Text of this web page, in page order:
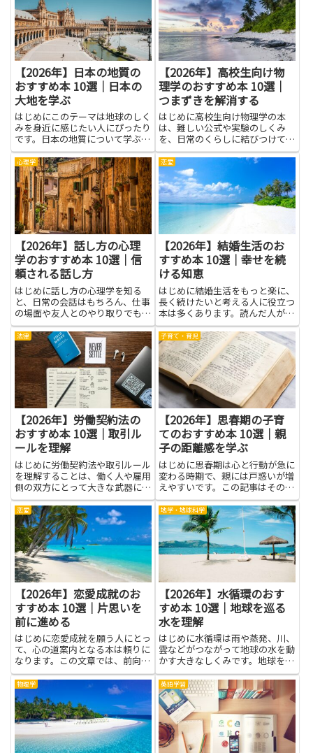
に役立ちます。施工管理者や営
業、設計、経営者まで、関係者が
共通...
【2026年】日本の地質の
おすすめ本 10選｜日本の
大地を学ぶ
はじめにこのテーマは地球のしく
みを身近に感じたい人にぴったり
です。日本の地質について学ぶ
と、私たちの住む土地がどう生ま
れ、どう変化してきたのかを知る
ことができます。山と海の境界や
川の流れ方、長い時間の中で形づ
くられた地層の話などを、難しく
な...
【2026年】高校生向け物
理学のおすすめ本 10選｜
つまずきを解消する
はじめに高校生向け物理学の本
は、難しい公式や実験のしくみ
を、日常のくらしに結びつけてく
れる導き手です。本を読むと、な
ぜ物が落ちるのか、どうして車は
ブレーキで止まるのかといった身
近な現象の背後にある考え方が見
えてきます。つまずきを解消する
には...
心理学
【2026年】話し方の心理
学のおすすめ本 10選｜信
頼される話し方
はじめに話し方の心理学を知る
と、日常の会話はもちろん、仕事
の場面や友人とのやり取りでも相
手に伝わり方が改善されます。人
は言葉の選び方や声の高さ、表
情、相手の話を聴く姿勢に無意識
に反応します。だからこそ、緊張
しやすい場面でも伝えたい意図を
より...
恋愛
【2026年】結婚生活のお
すすめ本 10選｜幸せを続
ける知恵
はじめに結婚生活をもっと楽に、
長く続けたいと考える人に役立つ
本は多くあります。読んだ人が小
さな気づきを日常に取り入れやす
いよう、やさしい言葉で書かれて
いるものを選ぶと、二人の関係に
自然な変化が生まれます。ここで
紹介する本は、相手を理解する
た...
法律
【2026年】労働契約法の
おすすめ本 10選｜取引ル
ールを理解
はじめに労働契約法や取引ルール
を理解することは、働く人や雇用
側の双方にとって大きな武器にな
ります。契約の基本的な仕組みを
知れば、雇用条件や解雇・契約更
新、業務委託などの違いを正しく
見極められるため、不意のトラブ
ルを回避しやすくなります。判
例...
子育て・育児
【2026年】思春期の子育
てのおすすめ本 10選｜親
子の距離感を学ぶ
はじめに思春期は心と行動が急に
変わる時期で、親には戸惑いが増
えやすいです。この記事はその時
期に役立つ考え方や実例を伝え、
親子の距離感を学ぶヒントをやさ
しく紹介します。伝え方のコツ、
時間の使い方、境界線の引き方な
ど、日常の会話で試せるアイデ
ア...
恋愛
【2026年】恋愛成就のお
すすめ本 10選｜片思いを
前に進める
はじめに恋愛成就を願う人にとっ
て、心の道案内となる本は頼りに
なります。この文章では、前向き
な気持ちを育てつつ、片思いを前
に進めるためのヒントをやさしく
学べる雰囲気を伝えます。登場人
物の気持ちを読み解くコツや、会
話のコツ、距離の取り方といっ
た...
地学・地球科学
【2026年】水循環のおす
すめ本 10選｜地球を巡る
水を理解
はじめに水循環は雨や蒸発、川、
雲などがつながって地球の水を動
かす大きなしくみです。地球を巡
る水を理解することは、自然と私
たちの暮らしをつなぐ鍵となりま
す。雨がどのように作られ、川や
地下水がどうして育まれるのかを
知ると、水を大切に使う工夫
や、...
物理学 英語学習